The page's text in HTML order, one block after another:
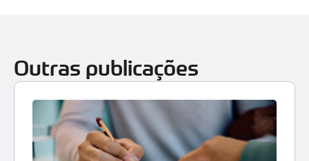
Outras publicações